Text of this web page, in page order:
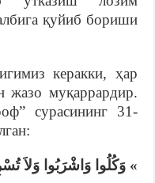
қуйиб бориши
керакки, ҳар
жазо муқаррардир.
сурасининг 31-
» وَكُلُوا وَاشْرَبُوا وَلاَ